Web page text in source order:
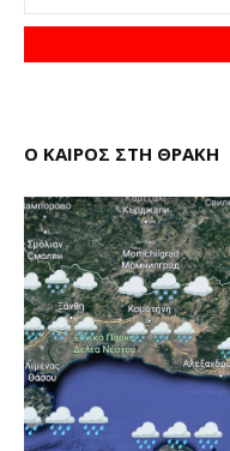
Ο ΚΑΙΡΟΣ ΣΤΗ ΘΡΑΚΗ